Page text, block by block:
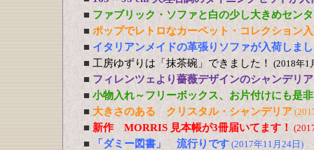
■ ファブリック・ソファと白の少し大きめセン
■ ポップでレトロなカーペット・コレクション
■ イタリアンメイドの革張りソファが入荷しま
■ 工房ゆずりは「抹茶碗」できました！ (2018年1
■ フィレンツェより薔薇デザインのシャンデリア
■ 小物入れ～フリーボックス、お片付けにも是
■ 大きさのある クリスタル・シャンデリア
■ 新作 MORRIS 見本帳が3冊届いてます！
■ 「ダミー図書」 流行りです (2017年11月24日)